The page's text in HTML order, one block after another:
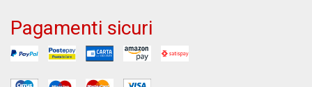
Pagamenti sicuri